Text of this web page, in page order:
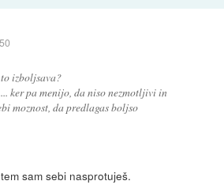
izboljsava?
ker pa menijo, da niso nezmotljivi in
moznost, da predlagas boljso
sam sebi nasprotuješ.